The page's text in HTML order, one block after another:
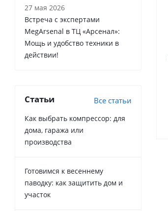
27 мая 2026
Встреча с экспертами
MegArsenal в ТЦ «Арсенал»:
Мощь и удобство техники в
действии!
Статьи Все статьи
Как выбрать компрессор: для
дома, гаража или
производства
Готовимся к весеннему
паводку: как защитить дом и
участок